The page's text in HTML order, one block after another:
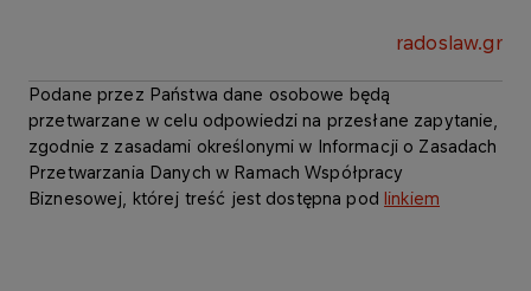
Podane przez Państwa dane osobowe będą
przetwarzane w celu odpowiedzi na przesłane zapytanie,
zgodnie z zasadami określonymi w Informacji o Zasadach
Przetwarzania Danych w Ramach Współpracy
Biznesowej, której treść jest dostępna podlinkiem